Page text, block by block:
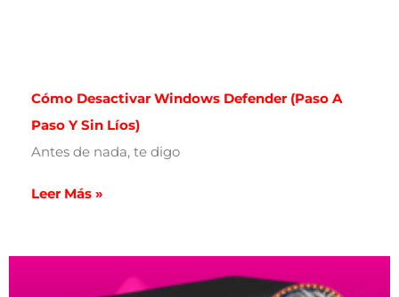
Cómo Desactivar Windows Defender (paso A
Paso Y Sin Líos)
Antes de nada, te digo
Leer Más »